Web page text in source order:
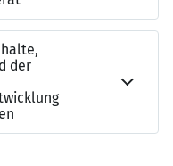
und
offener, ehrlicher und